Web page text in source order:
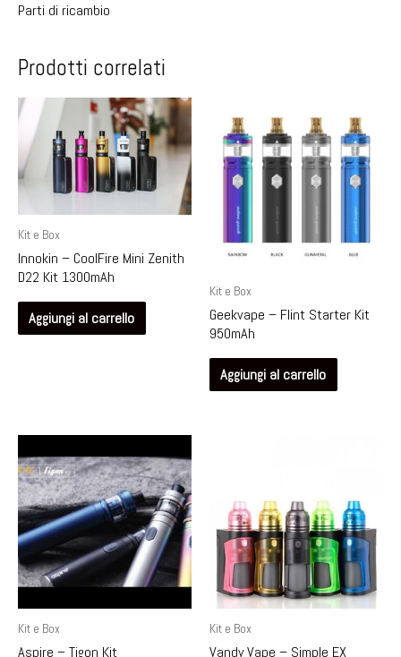
Parti di ricambio
Prodotti correlati
Kit e Box
Innokin – CoolFire Mini Zenith
D22 Kit 1300mAh
Aggiungi al carrello
Kit e Box
Geekvape – Flint Starter Kit
950mAh
Aggiungi al carrello
Kit e Box
Aspire – Tigon Kit
Kit e Box
Vandy Vape – Simple EX